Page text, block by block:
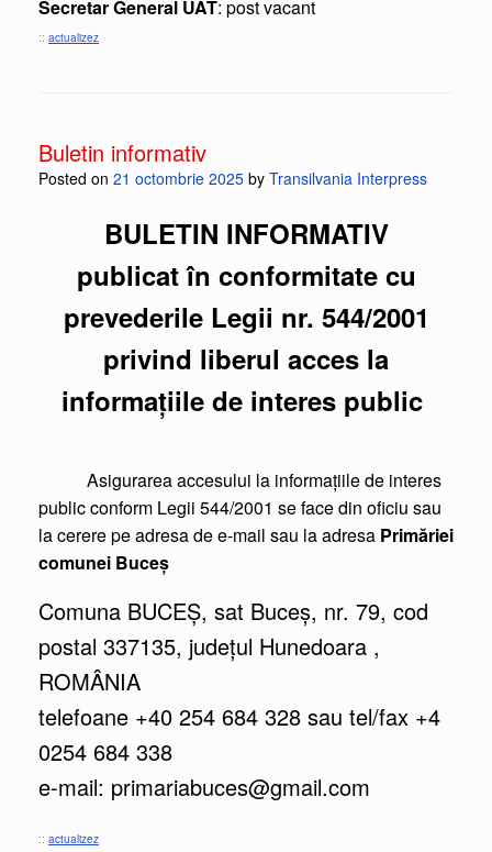
Secretar General UAT: post vacant
:: actualizez
Buletin informativ
Posted on 21 octombrie 2025 by Transilvania Interpress
BULETIN INFORMATIV
publicat în conformitate cu
prevederile Legii nr. 544/2001
privind liberul acces la
informaţiile de interes public
Asigurarea accesului la informaţiile de interes
public conform Legii 544/2001 se face din oficiu sau
la cerere pe adresa de e-mail sau la adresa Primăriei
comunei Buceș
Comuna BUCEȘ, sat Buceș, nr. 79, cod
postal 337135, județul Hunedoara ,
ROMÂNIA
telefoane +40 254 684 328 sau tel/fax +4
0254 684 338
e-mail: primariabuces@gmail.com
:: actualizez